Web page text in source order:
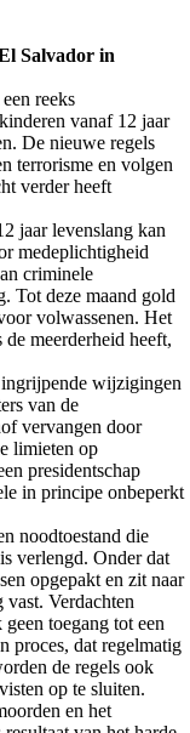
Salvador in
reeks
vanaf 12 jaar
De nieuwe regels
terrorisme en volgen
verder heeft
jaar levenslang kan
medeplichtigheid
criminele
Tot deze maand gold
volwassenen. Het
meerderheid heeft,
wijzigingen
van de
vervangen door
limieten op
presidentschap
in principe onbeperkt
noodtoestand die
verlengd. Onder dat
opgepakt en zit naar
Verdachten
toegang tot een
proces, dat regelmatig
de regels ook
op te sluiten.
en het